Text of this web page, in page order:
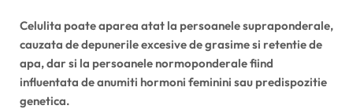
Celulita poate aparea atat la persoanele supraponderale,
cauzata de depunerile excesive de grasime si retentie de
apa, dar si la persoanele normoponderale fiind
influentata de anumiti hormoni feminini sau predispozitie
genetica.